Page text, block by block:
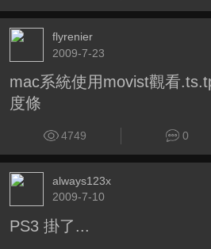
flyrenier
2009-7-23
mac系統使用movist觀看
度條
4749 0
always123x
2009-7-10
PS3 掛了...